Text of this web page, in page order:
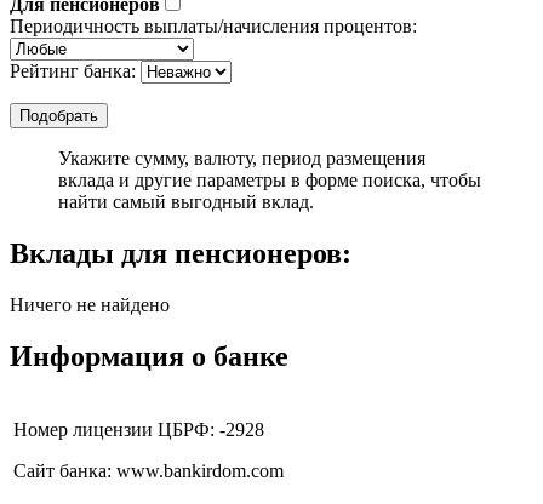
Периодичность выплаты/начисления процентов:
Рейтинг банка:
Укажите сумму, валюту, период размещения
вклада и другие параметры в форме поиска, чтобы
найти самый выгодный вклад.
Вклады для пенсионеров:
Ничего не найдено
Информация о банке
Номер лицензии ЦБРФ: -2928
Сайт банка: www.bankirdom.com